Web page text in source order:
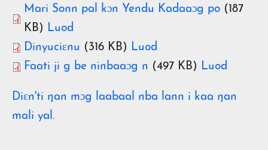
Mari Sonn pal kɔn Yendu Kadaaɔg po (187
KB) Luod
Dinyuciɛnu (316 KB) Luod
Faati ji g be ninbaaɔg n (497 KB) Luod
Diɛn'ti ŋan mɔg laabaal nba lann i kaa ŋan
mali yal.